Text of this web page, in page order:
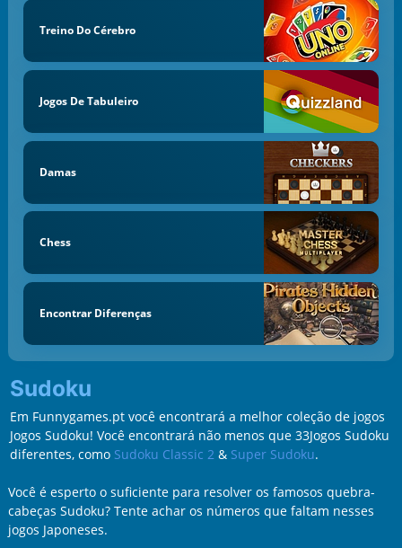
Treino Do Cérebro
Jogos De Tabuleiro
Damas
Chess
Encontrar Diferenças
Sudoku
Em Funnygames.pt você encontrará a melhor coleção de jogos
Jogos Sudoku! Você encontrará não menos que 33Jogos Sudoku
diferentes, como Sudoku Classic 2 & Super Sudoku.
Você é esperto o suficiente para resolver os famosos quebra-
cabeças Sudoku? Tente achar os números que faltam nesses
jogos Japoneses.